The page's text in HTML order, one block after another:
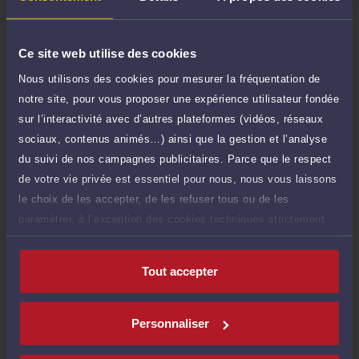
Ce site web utilise des cookies
Nous utilisons des cookies pour mesurer la fréquentation de
notre site, pour vous proposer une expérience utilisateur fondée
sur l’interactivité avec d’autres plateformes (vidéos, réseaux
sociaux, contenus animés…) ainsi que la gestion et l’analyse
du suivi de nos campagnes publicitaires. Parce que le respect
de votre vie privée est essentiel pour nous, nous vous laissons
le choix de les accepter, de les refuser tous ou de les
paramétrer, à l’exception des cookies techniques strictement
nécessaires au fonctionnement du site.
Tout accepter
Personnaliser
Consultation écrite
Etude de votre dossier + possibilité
d'ajout d'une pièce jointe
250 €
TTC
Consulter par écrit
Compétences
Droit de la famille, des personnes et de leur patrimoine
Droit du crédit et de la consommation